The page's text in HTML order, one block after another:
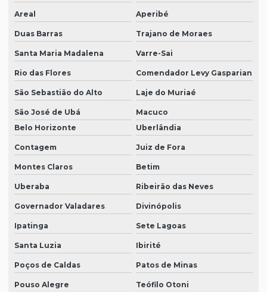
Areal Aperibé
Duas Barras Trajano de Moraes
Santa Maria Madalena Varre-Sai
Rio das Flores Comendador Levy Gasparian
São Sebastião do Alto Laje do Muriaé
São José de Ubá
Macuco
Belo Horizonte
Uberlândia
Contagem Juiz de Fora
Montes Claros Betim
Uberaba Ribeirão das Neves
Governador Valadares Divinópolis
Ipatinga Sete Lagoas
Santa Luzia Ibirité
Poços de Caldas Patos de Minas
Pouso Alegre Teófilo Otoni